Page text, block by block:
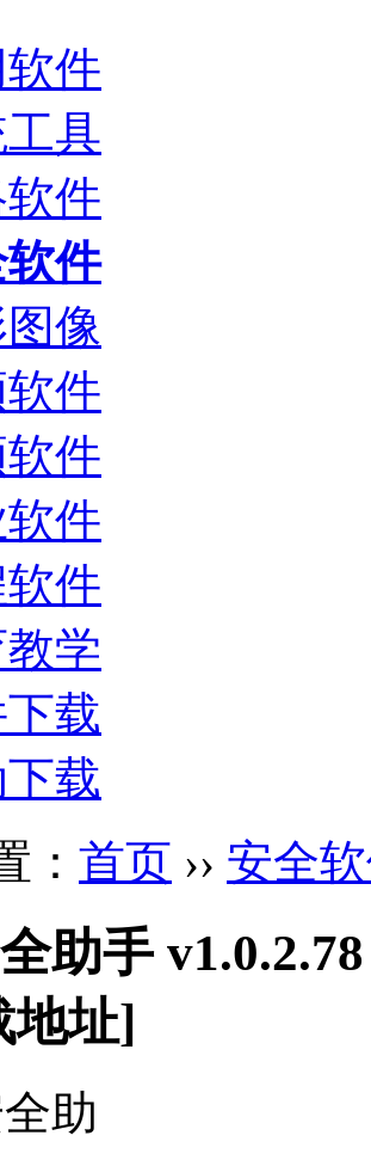
件
具
软件
件
像
件
件
件
件
学
载
载
： 首页 ›› 安全
助手
地址]